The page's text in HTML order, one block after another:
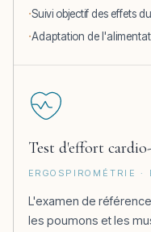
Suivi objectif des effets
Adaptation de
Test d'effort
ERGOSPIROMÉTRIE ·
L'examen de
les poumons et les